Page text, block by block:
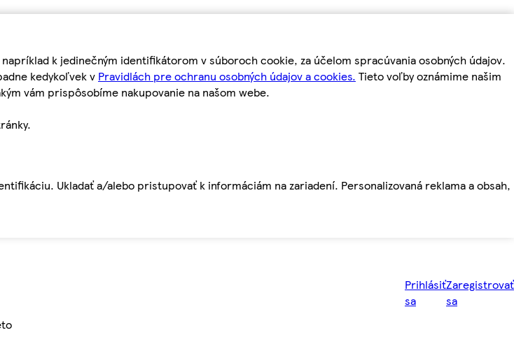
k jedinečným identifikátorom v súboroch cookie, za účelom spracúvania osobných údajov.
kedykoľvek v Pravidlách pre ochranu osobných údajov a cookies. Tieto voľby oznámime našim
vám prispôsobíme nakupovanie na našom webe.
Ukladať a/alebo pristupovať k informáciám na zariadení. Personalizovaná reklama a obsah,
Prihlásiť
sa
Zaregistrovať
sa